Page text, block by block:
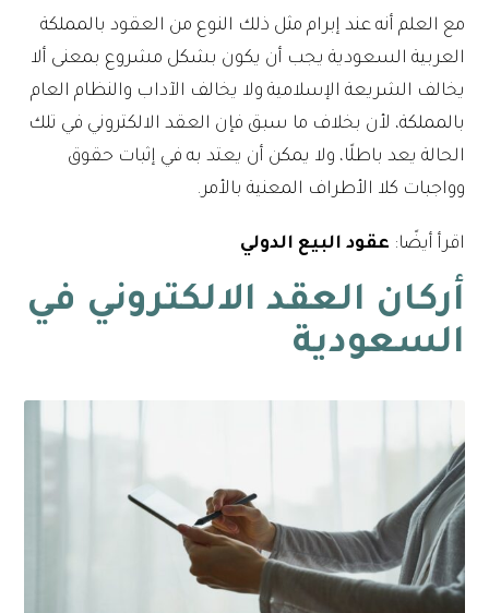
مع العلم أنه عند إبرام مثل ذلك النوع من العقود بالمملكة
العربية السعودية يجب أن يكون بشكل مشروع بمعنى ألا
يخالف الشريعة الإسلامية ولا يخالف الآداب والنظام العام
بالمملكة، لأن بخلاف ما سبق فإن العقد الالكتروني في تلك
الحالة يعد باطلًا، ولا يمكن أن يعتد به في إثبات حقوق
وواجبات كلا الأطراف المعنية بالأمر.
اقرأ أيضًا: عقود البيع الدولي
أركان العقد الالكتروني في
السعودية